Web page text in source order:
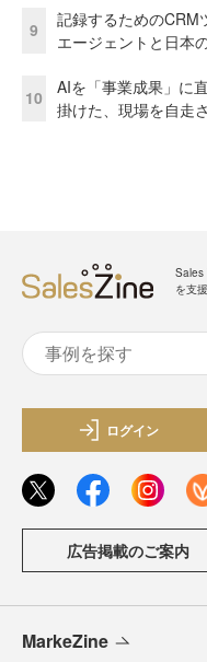
9
記録するためのCRM
エージェントと日本
10
AIを「事業成果」に
掛けた、現場を自走
Sales
を支
ログイン
広告掲載のご案内
MarkeZine